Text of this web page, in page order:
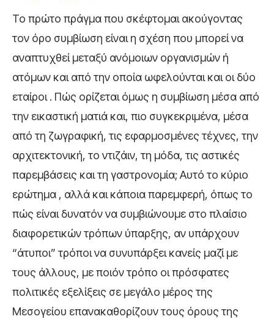
Το πρώτο πράγμα που σκέφτομαι ακούγοντας
τον όρο συμβίωση είναι η σχέση που μπορεί να
αναπτυχθεί μεταξύ ανόμοιων οργανισμών ή
ατόμων και από την οποία ωφελούνται και οι δύο
εταίροι . Πώς ορίζεται όμως η συμβίωση μέσα από
την εικαστική ματιά και, πιο συγκεκριμένα, μέσα
από τη ζωγραφική, τις εφαρμοσμένες τέχνες, την
αρχιτεκτονική, το ντιζάιν, τη μόδα, τις αστικές
παρεμβάσεις και τη γαστρονομία; Αυτό το κύριο
ερώτημα , αλλά και κάποια παρεμφερή, όπως το
πώς είναι δυνατόν να συμβιώνουμε στο πλαίσιο
διαφορετικών τρόπων ύπαρξης, αν υπάρχουν
“άτυποι” τρόποι να συνυπάρξει κανείς μαζί με
τους άλλους, με ποιόν τρόπο οι πρόσφατες
πολιτικές εξελίξεις σε μεγάλο μέρος της
Μεσογείου επανακαθορίζουν τους όρους της